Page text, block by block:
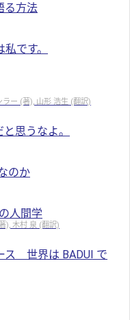
る方法
です。
ー (著), 山形 浩生 (翻訳)
思うなよ。
のか
人間学
), 木村 泉 (翻訳)
ス 世界は BADUI で